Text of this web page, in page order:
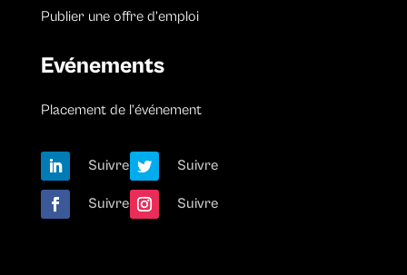
Publier une offre d’emploi
Evénements
Placement de l’événement
Suivre Suivre
Suivre Suivre